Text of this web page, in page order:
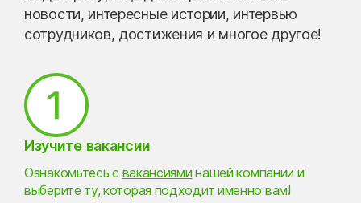
новости, интересные истории, интервью
сотрудников, достижения и многое другое!
Изучите вакансии
Ознакомьтесь с вакансиями нашей компании и
выберите ту, которая подходит именно вам!